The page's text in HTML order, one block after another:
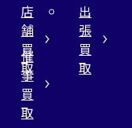
店
舗
買
取
出
張
買
取
催
事
買
取